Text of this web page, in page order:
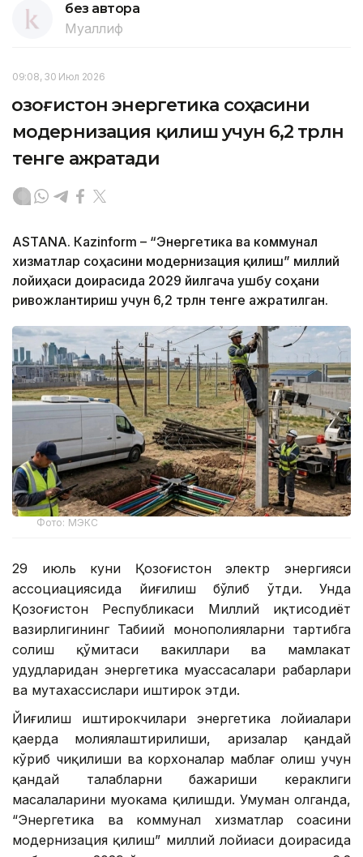
без автора
Муаллиф
09:08, 30 Июл 2026
Қозоғистон энергетика соҳасини
модернизация қилиш учун 6,2 трлн
тенге ажратади
ASTANА. Кazinform – “Энергетика ва коммунал
хизматлар соҳасини модернизация қилиш” миллий
лойиҳаси доирасида 2029 йилгача ушбу соҳани
ривожлантириш учун 6,2 трлн тенге ажратилган.
Фото: МЭКС
29 июль куни Қозоғистон электр энергияси
ассоциациясида йиғилиш бўлиб ўтди. Унда
Қозоғистон Республикаси Миллий иқтисодиёт
вазирлигининг Табиий монополияларни тартибга
солиш қўмитаси вакиллари ва мамлакат
ҳудудларидан энергетика муассасалари раҳбарлари
ва мутахассислари иштирок этди.
Йиғилиш иштирокчилари энергетика лойиҳалари
қаерда молиялаштирилиши, аризалар қандай
кўриб чиқилиши ва корхоналар маблағ олиш учун
қандай талабларни бажариши кераклиги
масалаларини муҳокама қилишди. Умуман олганда,
“Энергетика ва коммунал хизматлар соҳасини
модернизация қилиш” миллий лойиҳаси доирасида